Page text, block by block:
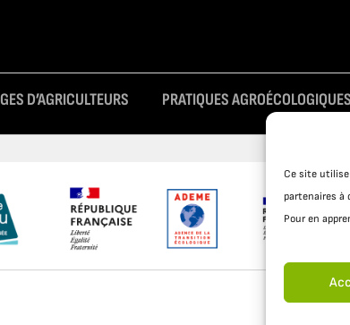
Ce site
partenaires à
Pour en
D’AGRICULTEURS PRATIQUES AGROÉCOLOGIQUES